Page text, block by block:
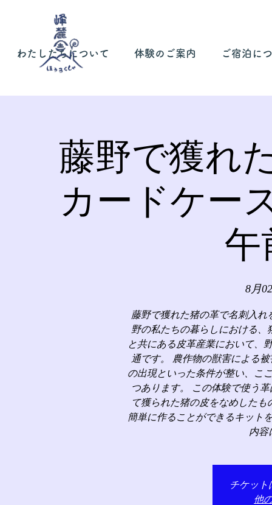
わたしたちについて 体験のご案内 ご宿泊に
藤野で獲れ
カードケー
午
8月
藤野で獲れた猪の革で名刺入
野の私たちの暮らしにおける
と共にある皮革産業において、
通です。 農作物の獣害による
の出現といった条件が整い、こ
つあります。 この体験で使う
て獲られた猪の皮をなめした
簡単に作ることができるキット
内容
チケット
他